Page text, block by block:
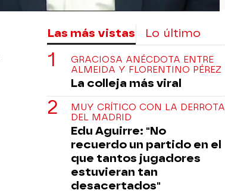
Las más vistas Lo último
GRACIOSA ANÉCDOTA ENTRE
ALMEIDA Y FLORENTINO PÉREZ
La colleja más viral
MUY CRÍTICO CON LA DERROTA
DEL MADRID
Edu Aguirre: "No
recuerdo un partido en el
que tantos jugadores
estuvieran tan
desacertados"